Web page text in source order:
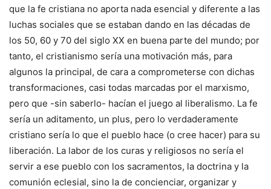
que la fe cristiana no aporta nada esencial y diferente a las
luchas sociales que se estaban dando en las décadas de
los 50, 60 y 70 del siglo XX en buena parte del mundo; por
tanto, el cristianismo sería una motivación más, para
algunos la principal, de cara a comprometerse con dichas
transformaciones, casi todas marcadas por el marxismo,
pero que -sin saberlo- hacían el juego al liberalismo. La fe
sería un aditamento, un plus, pero lo verdaderamente
cristiano sería lo que el pueblo hace (o cree hacer) para su
liberación. La labor de los curas y religiosos no sería el
servir a ese pueblo con los sacramentos, la doctrina y la
comunión eclesial, sino la de concienciar, organizar y